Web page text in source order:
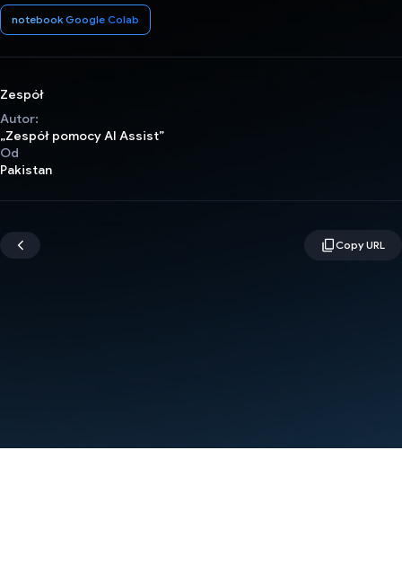
notebook Google Colab
Zespół
Autor:
„Zespół pomocy AI Assist”
Od
Pakistan